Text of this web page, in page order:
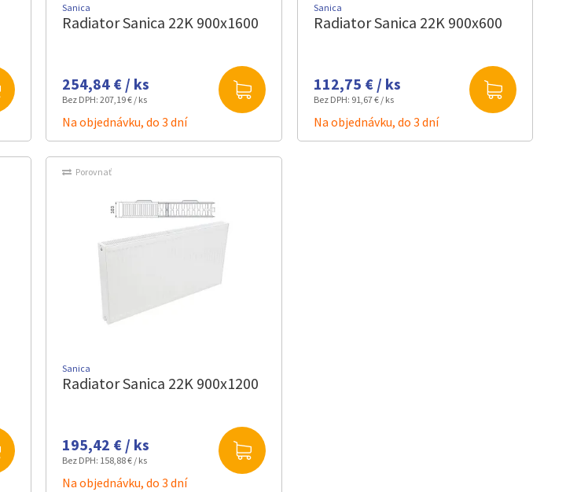
Sanica
Radiator Sanica 22K 900x1600
254,84 € / ks
Bez DPH:207,19 € / ks
Na objednávku, do 3 dní
Sanica
Radiator Sanica 22K 900x600
112,75 € / ks
Bez DPH: 91,67 € / ks
Na objednávku, do 3 dní
Porovnať
Sanica
Radiator Sanica 22K 900x1200
195,42 € / ks
Bez DPH: 158,88 € / ks
Na objednávku, do 3 dní